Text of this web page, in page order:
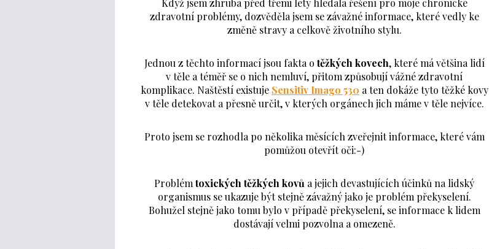
zdravotní problémy, dozvěděla jsem se závažné informace, které vedly ke
změně stravy a celkově životního stylu.
Jednou z těchto informací jsou fakta otěžkých kovech, které má většina lidí
v těle a téměř se o nich nemluví, přitom způsobují vážné zdravotní
komplikace. Naštěstí existuje Sensitiv Imago 530 a ten dokáže tyto těžké kovy
v těle detekovat a přesně určit, v kterých orgánech jich máme v těle nejvíce.
Proto jsem se rozhodla po několika měsících zveřejnit informace, které vám
pomůžou otevřít oči:-)
Problémtoxických těžkých kovů a jejich devastujících účinků na lidský
organismus se ukazuje být stejně závažný jako je problém překyselení.
Bohužel stejně jako tomu bylo v případě překyselení, se informace k lidem
dostávají velmi pozvolna a omezeně.